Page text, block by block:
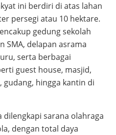
ini berdiri di atas lahan
persegi atau 10 hektare.
gedung sekolah
SMA, delapan asrama
serta berbagai
guest house, masjid,
hingga kantin di
dilengkapi sarana olahraga
dengan total daya